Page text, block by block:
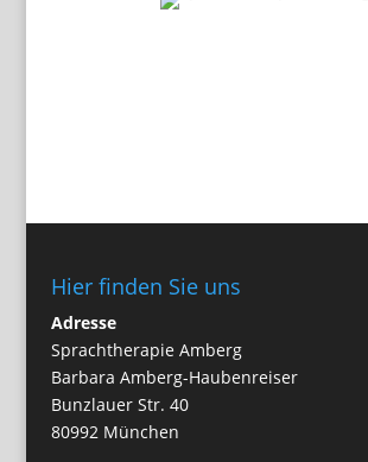
Hier finden Sie uns
Adresse
Sprachtherapie Amberg
Barbara Amberg-Haubenreiser
Bunzlauer Str. 40
80992 München